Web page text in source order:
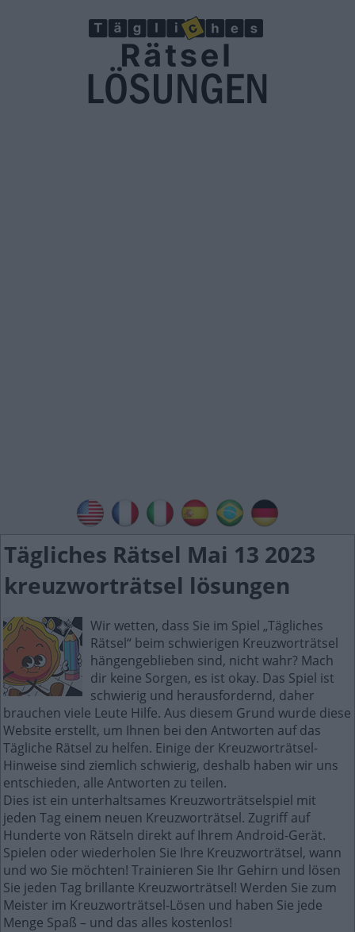
Tägliches Rätsel Mai 13 2023
kreuzworträtsel lösungen
Wir wetten, dass Sie im Spiel „Tägliches
Rätsel“ beim schwierigen Kreuzworträtsel
hängengeblieben sind, nicht wahr? Mach
dir keine Sorgen, es ist okay. Das Spiel ist
schwierig und herausfordernd, daher
brauchen viele Leute Hilfe. Aus diesem Grund wurde diese
Website erstellt, um Ihnen bei den Antworten auf das
Tägliche Rätsel zu helfen. Einige der Kreuzworträtsel-
Hinweise sind ziemlich schwierig, deshalb haben wir uns
entschieden, alle Antworten zu teilen.
Dies ist ein unterhaltsames Kreuzworträtselspiel mit
jeden Tag einem neuen Kreuzworträtsel. Zugriff auf
Hunderte von Rätseln direkt auf Ihrem Android-Gerät.
Spielen oder wiederholen Sie Ihre Kreuzworträtsel, wann
und wo Sie möchten! Trainieren Sie Ihr Gehirn und lösen
Sie jeden Tag brillante Kreuzworträtsel! Werden Sie zum
Meister im Kreuzworträtsel-Lösen und haben Sie jede
Menge Spaß – und das alles kostenlos!